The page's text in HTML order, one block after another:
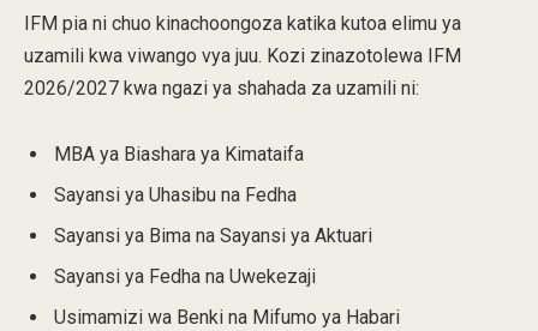
IFM pia ni chuo kinachoongoza katika kutoa elimu ya
uzamili kwa viwango vya juu. Kozi zinazotolewa IFM
2026/2027 kwa ngazi ya shahada za uzamili ni:
MBA ya Biashara ya Kimataifa
Sayansi ya Uhasibu na Fedha
Sayansi ya Bima na Sayansi ya Aktuari
Sayansi ya Fedha na Uwekezaji
Usimamizi wa Benki na Mifumo ya Habari